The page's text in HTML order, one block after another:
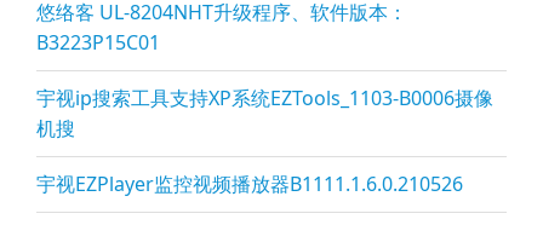
悠络客 UL-8204NHT升级程序、软件版本：
B3223P15C01
宇视ip搜索工具支持XP系统EZTools_1103-B0006摄像
机搜
宇视EZPlayer监控视频播放器B1111.1.6.0.210526